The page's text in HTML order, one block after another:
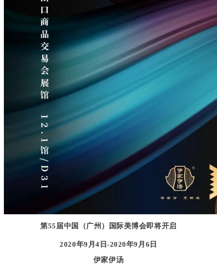
第55届中国（广州）国际美博会即将开启
2020年9月4日-2020年9月6日
伊家伊汤